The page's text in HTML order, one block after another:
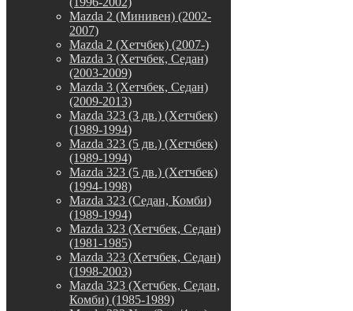
Mazda 2 (Минивен) (2002-
2007)
Mazda 2 (Хетчбек) (2007-)
Mazda 3 (Хетчбек, Седан)
(2003-2009)
Mazda 3 (Хетчбек, Седан)
(2009-2013)
Mazda 323 (3 дв.) (Хетчбек)
(1989-1994)
Mazda 323 (5 дв.) (Хетчбек)
(1989-1994)
Mazda 323 (5 дв.) (Хетчбек)
(1994-1998)
Mazda 323 (Седан, Комби)
(1989-1994)
Mazda 323 (Хетчбек, Седан)
(1981-1985)
Mazda 323 (Хетчбек, Седан)
(1998-2003)
Mazda 323 (Хетчбек, Седан,
Комби) (1985-1989)